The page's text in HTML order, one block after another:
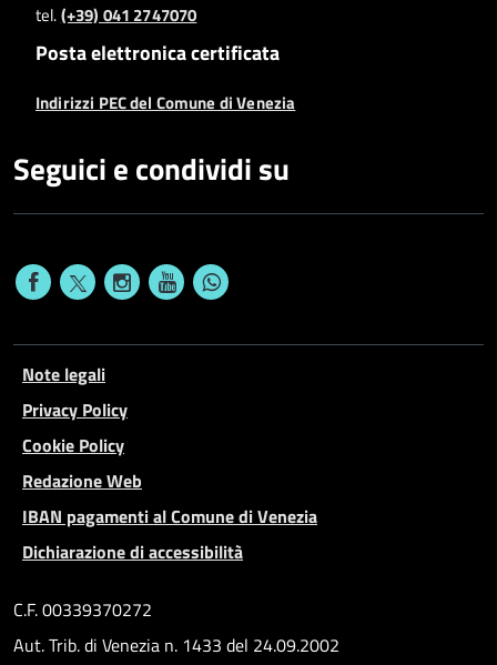
tel.(+39) 041 2747070
Posta elettronica certificata
Indirizzi PEC del Comune di Venezia
Seguici e condividi su
Note legali
Privacy Policy
Cookie Policy
Redazione Web
IBAN pagamenti al Comune di Venezia
Dichiarazione di accessibilità
C.F. 00339370272
Aut. Trib. di Venezia n. 1433 del 24.09.2002